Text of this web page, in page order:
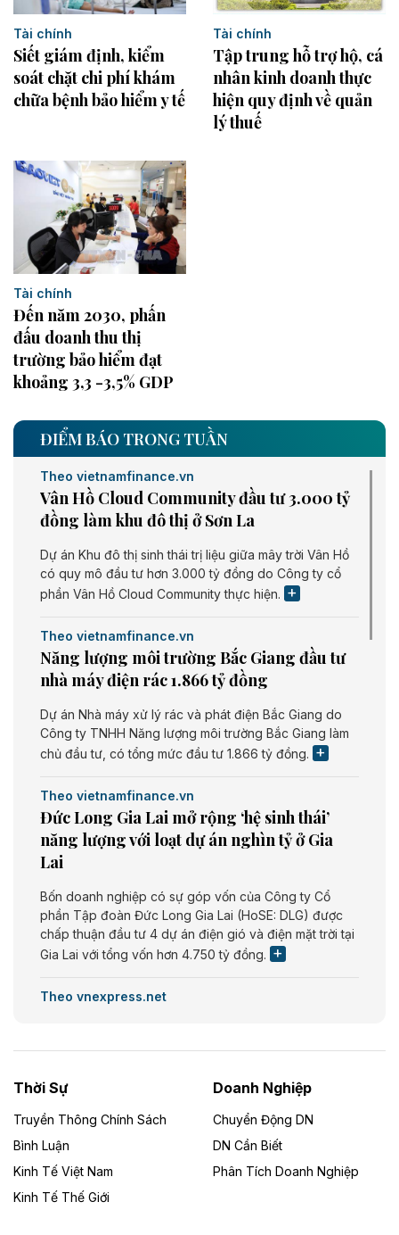
Tài chính
Siết giám định, kiểm
soát chặt chi phí khám
chữa bệnh bảo hiểm y tế
Tài chính
Tập trung hỗ trợ hộ, cá
nhân kinh doanh thực
hiện quy định về quản
lý thuế
Tài chính
Đến năm 2030, phấn
đấu doanh thu thị
trường bảo hiểm đạt
khoảng 3,3 -3,5% GDP
ĐIỂM BÁO TRONG TUẦN
Theo vietnamfinance.vn
Vân Hồ Cloud Community đầu tư 3.000 tỷ
đồng làm khu đô thị ở Sơn La
Dự án Khu đô thị sinh thái trị liệu giữa mây trời Vân Hồ
có quy mô đầu tư hơn 3.000 tỷ đồng do Công ty cổ
phần Vân Hồ Cloud Community thực hiện.
Theo vietnamfinance.vn
Năng lượng môi trường Bắc Giang đầu tư
nhà máy điện rác 1.866 tỷ đồng
Dự án Nhà máy xử lý rác và phát điện Bắc Giang do
Công ty TNHH Năng lượng môi trường Bắc Giang làm
chủ đầu tư, có tổng mức đầu tư 1.866 tỷ đồng.
Theo vietnamfinance.vn
Đức Long Gia Lai mở rộng ‘hệ sinh thái’
năng lượng với loạt dự án nghìn tỷ ở Gia
Lai
Bốn doanh nghiệp có sự góp vốn của Công ty Cổ
phần Tập đoàn Đức Long Gia Lai (HoSE: DLG) được
chấp thuận đầu tư 4 dự án điện gió và điện mặt trời tại
Gia Lai với tổng vốn hơn 4.750 tỷ đồng.
Theo vnexpress.net
đất để đầu tư khu công nghiệp công nghệ cao Long
Thành, thời hạn đến 2065.
Theo baodautu.vn
Đề xuất hỗ trợ 20.000 tỷ đồng làm cao tốc
Thái Nguyên - Lạng Sơn
Thời Sự
Truyền Thông Chính Sách
Bình Luận
Kinh Tế Việt Nam
Kinh Tế Thế Giới
Doanh Nghiệp
Chuyển Động DN
DN Cần Biết
Phân Tích Doanh Nghiệp